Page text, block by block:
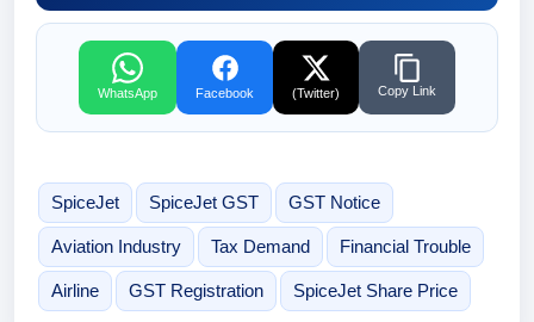
WhatsApp Facebook (Twitter) Copy Link
SpiceJet SpiceJet GST GST Notice
Aviation Industry Tax Demand Financial Trouble
Airline GST Registration SpiceJet Share Price